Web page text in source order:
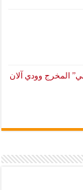
المخرج وودي آلان